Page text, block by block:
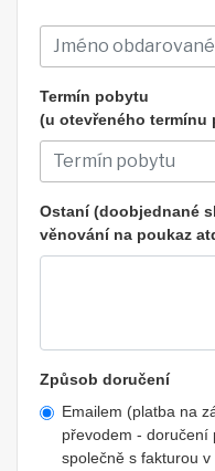
Termín pobytu
(u otevřeného termínu
Ostaní (doobjednané
věnování na poukaz
Způsob doručení
Emailem (platba na
převodem - doručení
společně s fakturou